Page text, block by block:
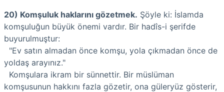
20) Komşuluk haklarını gözetmek. Şöyle ki: İslamda
komşuluğun büyük önemi vardır. Bir hadîs-i şerifde
buyurulmuştur:
"Ev satın almadan önce komşu, yola çıkmadan önce de
yoldaş arayınız."
Komşulara ikram bir sünnettir. Bir müslüman
komşusunun hakkını fazla gözetir, ona güleryüz gösterir,